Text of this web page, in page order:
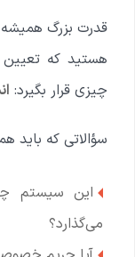
قدرت بزرگ
هستید که
چیزی قرار بگیرد:
سؤالاتی که باید
این سیستم
می‌گذارد؟